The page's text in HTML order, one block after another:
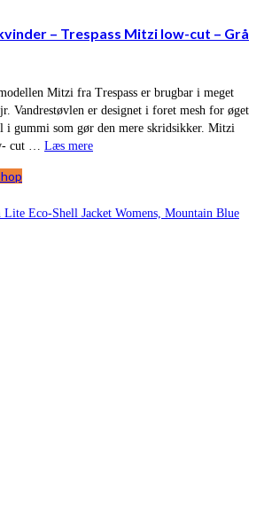
– Trespass Mitzi low-cut – Grå
Mitzi fra Trespass er brugbar i meget
Vandrestøvlen er designet i foret mesh for øget
i gummi som gør den mere skridsikker. Mitzi
cut … Læs mere